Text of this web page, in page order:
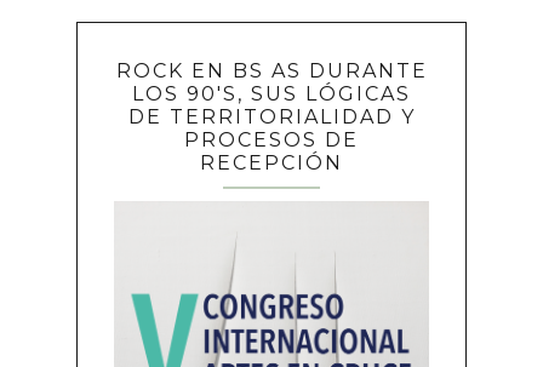
ROCK EN BS AS DURANTE
LOS 90'S, SUS LÓGICAS
DE TERRITORIALIDAD Y
PROCESOS DE
RECEPCIÓN